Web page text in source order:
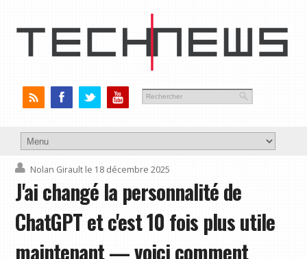
Nolan Girault le 18 décembre 2025
J'ai changé la personnalité de
ChatGPT et c'est 10 fois plus utile
maintenant — voici comment